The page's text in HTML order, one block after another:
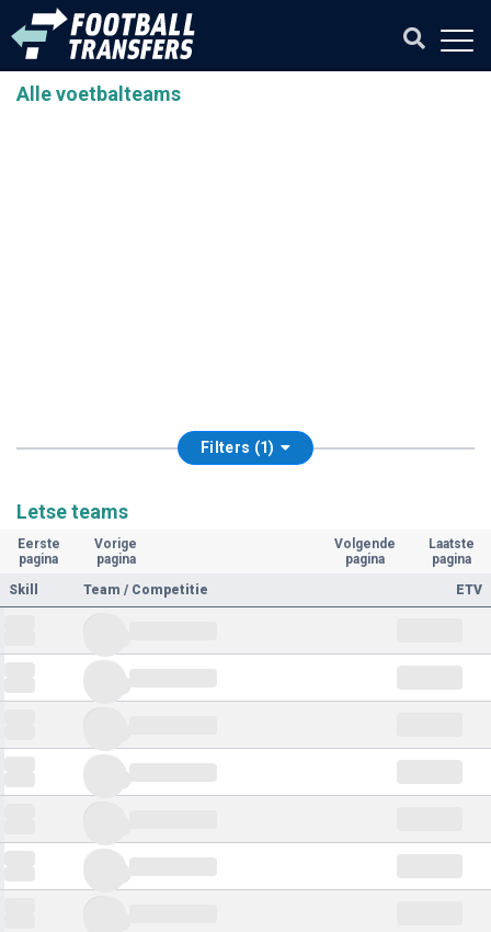
Alle voetbalteams
Filters (1)
Letse teams
Eerste
pagina
Vorige
pagina
Volgende
pagina
Laatste
pagina
Skill
Team / Competitie ETV